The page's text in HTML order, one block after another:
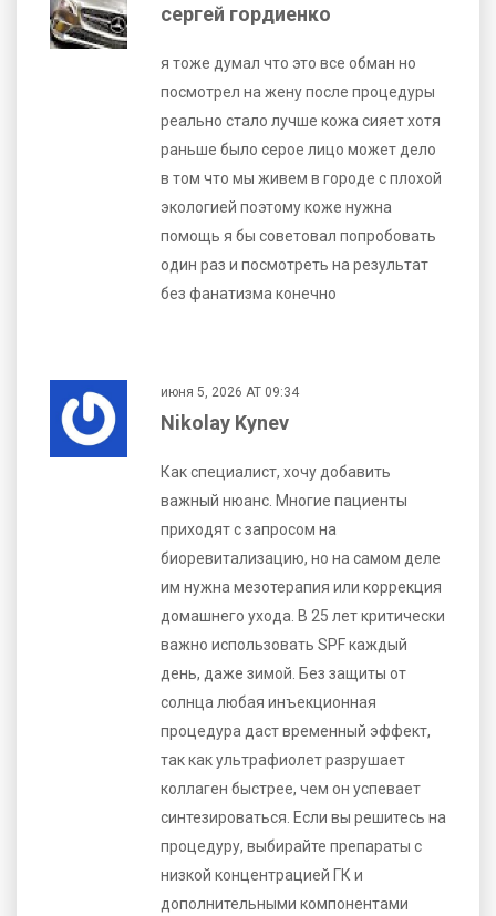
сергей гордиенко
я тоже думал что это все обман но
посмотрел на жену после процедуры
реально стало лучше кожа сияет хотя
раньше было серое лицо может дело
в том что мы живем в городе с плохой
экологией поэтому коже нужна
помощь я бы советовал попробовать
один раз и посмотреть на результат
без фанатизма конечно
июня 5, 2026 AT 09:34
Nikolay Kynev
Как специалист, хочу добавить
важный нюанс. Многие пациенты
приходят с запросом на
биоревитализацию, но на самом деле
им нужна мезотерапия или коррекция
домашнего ухода. В 25 лет критически
важно использовать SPF каждый
день, даже зимой. Без защиты от
солнца любая инъекционная
процедура даст временный эффект,
так как ультрафиолет разрушает
коллаген быстрее, чем он успевает
синтезироваться. Если вы решитесь на
процедуру, выбирайте препараты с
низкой концентрацией ГК и
дополнительными компонентами